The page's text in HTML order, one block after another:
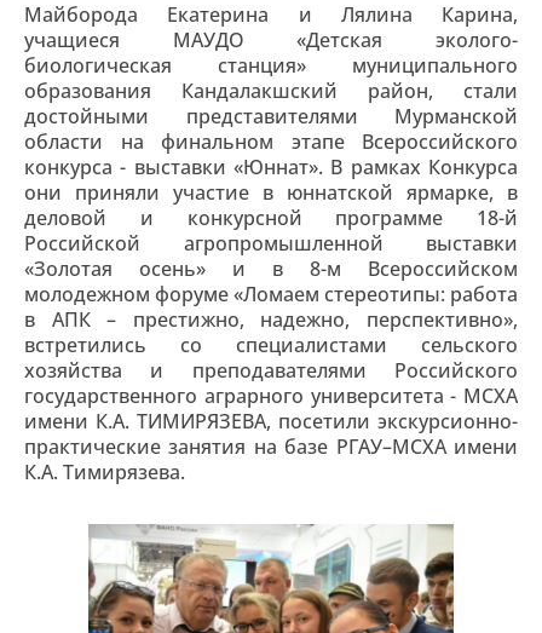
Майборода Екатерина и Лялина Карина,
учащиеся МАУДО «Детская эколого-
биологическая станция» муниципального
образования Кандалакшский район, стали
достойными представителями Мурманской
области на финальном этапе Всероссийского
конкурса - выставки «Юннат». В рамках Конкурса
они приняли участие в юннатской ярмарке, в
деловой и конкурсной программе 18-й
Российской агропромышленной выставки
«Золотая осень» и в 8-м Всероссийском
молодежном форуме «Ломаем стереотипы: работа
в АПК – престижно, надежно, перспективно»,
встретились со специалистами сельского
хозяйства и преподавателями Российского
государственного аграрного университета - МСХА
имени К.А. ТИМИРЯЗЕВА, посетили экскурсионно-
практические занятия на базе РГАУ–МСХА имени
К.А. Тимирязева.